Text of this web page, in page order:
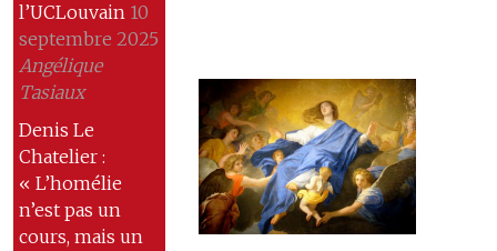
l’UCLouvain 10
septembre 2025
Angélique
Tasiaux
Denis Le
Chatelier :
« L’homélie
n’est pas un
cours, mais un